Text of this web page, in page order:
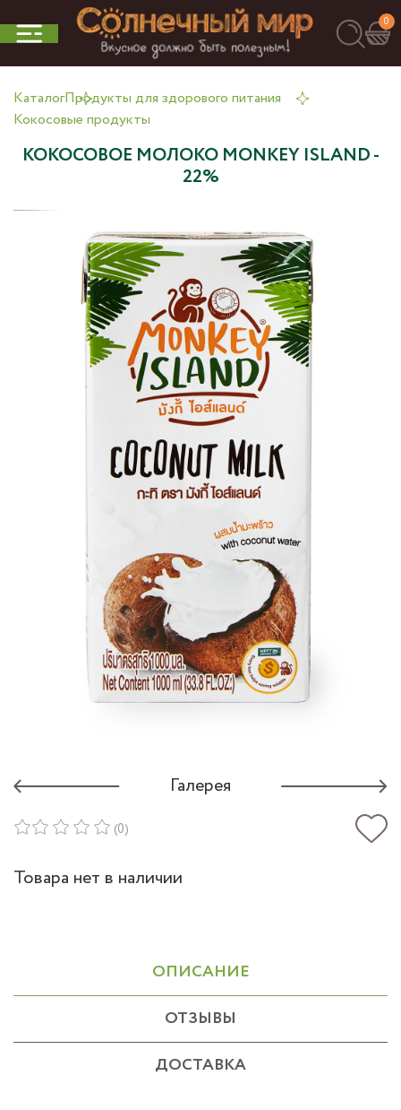
0
КаталогПродукты для здорового питания
Кокосовые продукты
КОКОСОВОЕ МОЛОКО MONKEY ISLAND -
22%
Галерея
(0)
Товара нет в наличии
ОПИСАНИЕ
ОТЗЫВЫ
ДОСТАВКА